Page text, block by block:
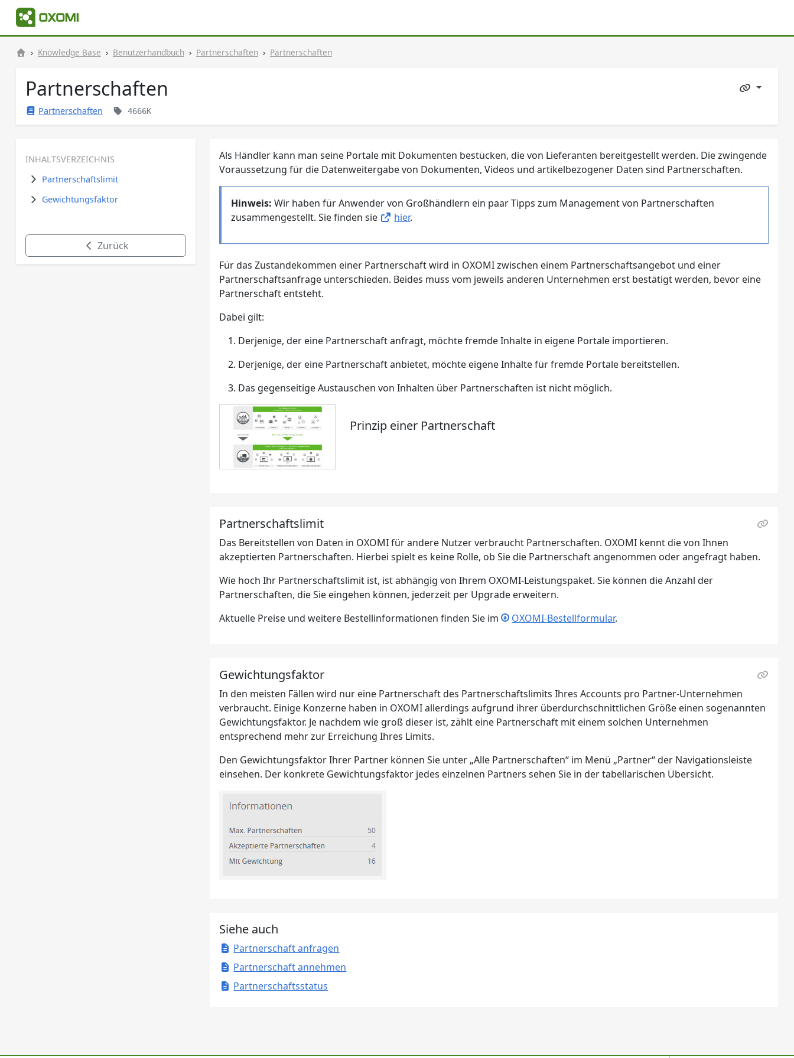
Knowledge Base Benutzerhandbuch Partnerschaften Partnerschaften
Partnerschaften
Partnerschaften 4666K
INHALTSVERZEICHNIS
Partnerschaftslimit
Gewichtungsfaktor
Zurück
Als Händler kann man seine Portale mit Dokumenten bestücken, die von Lieferanten bereitgestellt werden. Die zwingende
Voraussetzung für die Datenweitergabe von Dokumenten, Videos und artikelbezogener Daten sind Partnerschaften.
Hinweis: Wir haben für Anwender von Großhändlern ein paar Tipps zum Management von Partnerschaften
zusammengestellt. Sie finden sie
hier.
Für das Zustandekommen einer Partnerschaft wird in OXOMI zwischen einem Partnerschaftsangebot und einer
Partnerschaftsanfrage unterschieden. Beides muss vom jeweils anderen Unternehmen erst bestätigt werden, bevor eine
Partnerschaft entsteht.
Dabei gilt:
Derjenige, der eine Partnerschaft anfragt, möchte fremde Inhalte in eigene Portale importieren.
Derjenige, der eine Partnerschaft anbietet, möchte eigene Inhalte für fremde Portale bereitstellen.
Das gegenseitige Austauschen von Inhalten über Partnerschaften ist nicht möglich.
Prinzip einer Partnerschaft
Partnerschaftslimit
Das Bereitstellen von Daten in OXOMI für andere Nutzer verbraucht Partnerschaften. OXOMI kennt die von Ihnen
akzeptierten Partnerschaften. Hierbei spielt es keine Rolle, ob Sie die Partnerschaft angenommen oder angefragt haben.
Wie hoch Ihr Partnerschaftslimit ist, ist abhängig von Ihrem OXOMI-Leistungspaket. Sie können die Anzahl der
Partnerschaften, die Sie eingehen können, jederzeit per Upgrade erweitern.
Aktuelle Preise und weitere Bestellinformationen finden Sie im
OXOMI-Bestellformular.
Gewichtungsfaktor
In den meisten Fällen wird nur eine Partnerschaft des Partnerschaftslimits Ihres Accounts pro Partner-Unternehmen
verbraucht. Einige Konzerne haben in OXOMI allerdings aufgrund ihrer überdurchschnittlichen Größe einen sogenannten
Gewichtungsfaktor. Je nachdem wie groß dieser ist, zählt eine Partnerschaft mit einem solchen Unternehmen
entsprechend mehr zur Erreichung Ihres Limits.
Den Gewichtungsfaktor Ihrer Partner können Sie unter „Alle Partnerschaften“ im Menü „Partner“ der Navigationsleiste
einsehen. Der konkrete Gewichtungsfaktor jedes einzelnen Partners sehen Sie in der tabellarischen Übersicht.
Siehe auch
Partnerschaft anfragen
Partnerschaft annehmen
Partnerschaftsstatus